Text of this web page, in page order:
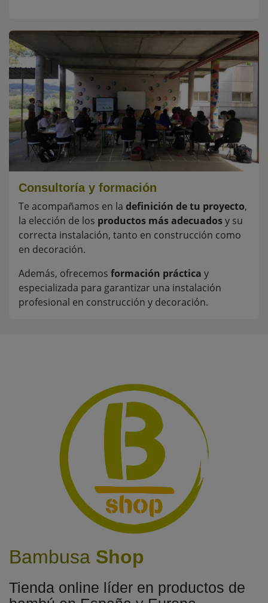
Consultoría y formación
Te acompañamos en la definición de tu proyecto,
la elección de los productos más adecuadosy su
correcta instalación, tanto en construcción como
en decoración.
Además, ofrecemos formación práctica y
especializada para garantizar una instalación
profesional en construcción y decoración.
Bambusa Shop
Tienda online líder en productos de